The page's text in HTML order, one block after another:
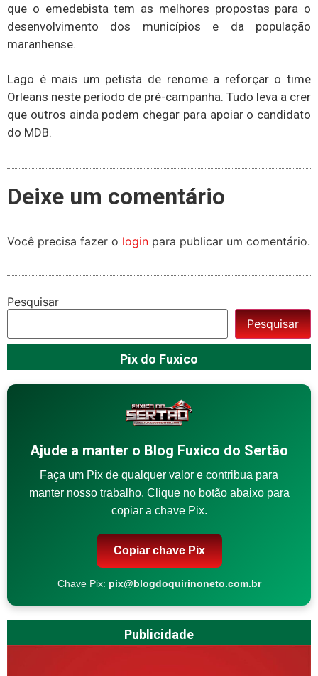
que o emedebista tem as melhores propostas para o
desenvolvimento dos municípios e da população
maranhense.
Lago é mais um petista de renome a reforçar o time
Orleans neste período de pré-campanha. Tudo leva a crer
que outros ainda podem chegar para apoiar o candidato
do MDB.
Deixe um comentário
Você precisa fazer o login para publicar um comentário.
Pesquisar
Pesquisar
Pix do Fuxico
Ajude a manter o Blog Fuxico do Sertão
Faça um Pix de qualquer valor e contribua para
manter nosso trabalho. Clique no botão abaixo para
copiar a chave Pix.
Copiar chave Pix
Chave Pix: pix@blogdoquirinoneto.com.br
Publicidade